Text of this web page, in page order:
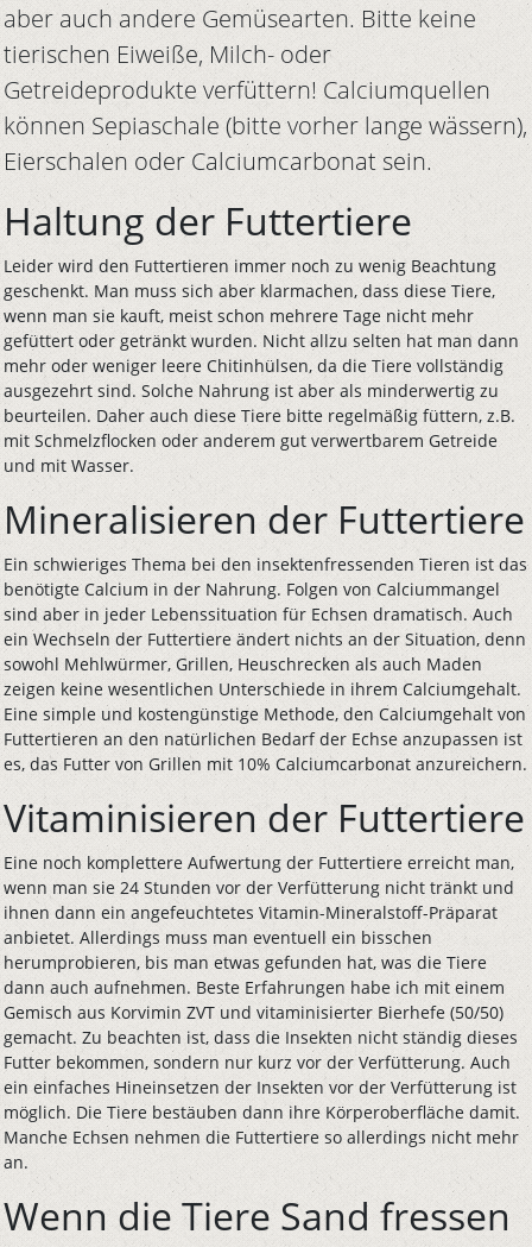
aber auch andere Gemüsearten. Bitte keine
tierischen Eiweiße, Milch- oder
Getreideprodukte verfüttern! Calciumquellen
können Sepiaschale (bitte vorher lange wässern),
Eierschalen oder Calciumcarbonat sein.
Haltung der Futtertiere
Leider wird den Futtertieren immer noch zu wenig Beachtung
geschenkt. Man muss sich aber klarmachen, dass diese Tiere,
wenn man sie kauft, meist schon mehrere Tage nicht mehr
gefüttert oder getränkt wurden. Nicht allzu selten hat man dann
mehr oder weniger leere Chitinhülsen, da die Tiere vollständig
ausgezehrt sind. Solche Nahrung ist aber als minderwertig zu
beurteilen. Daher auch diese Tiere bitte regelmäßig füttern, z.B.
mit Schmelzflocken oder anderem gut verwertbarem Getreide
und mit Wasser.
Mineralisieren der Futtertiere
Ein schwieriges Thema bei den insektenfressenden Tieren ist das
benötigte Calcium in der Nahrung. Folgen von Calciummangel
sind aber in jeder Lebenssituation für Echsen dramatisch. Auch
ein Wechseln der Futtertiere ändert nichts an der Situation, denn
sowohl Mehlwürmer, Grillen, Heuschrecken als auch Maden
zeigen keine wesentlichen Unterschiede in ihrem Calciumgehalt.
Eine simple und kostengünstige Methode, den Calciumgehalt von
Futtertieren an den natürlichen Bedarf der Echse anzupassen ist
es, das Futter von Grillen mit 10% Calciumcarbonat anzureichern.
Vitaminisieren der Futtertiere
Eine noch komplettere Aufwertung der Futtertiere erreicht man,
wenn man sie 24 Stunden vor der Verfütterung nicht tränkt und
ihnen dann ein angefeuchtetes Vitamin-Mineralstoff-Präparat
anbietet. Allerdings muss man eventuell ein bisschen
herumprobieren, bis man etwas gefunden hat, was die Tiere
dann auch aufnehmen. Beste Erfahrungen habe ich mit einem
Gemisch aus Korvimin ZVT und vitaminisierter Bierhefe (50/50)
gemacht. Zu beachten ist, dass die Insekten nicht ständig dieses
Futter bekommen, sondern nur kurz vor der Verfütterung. Auch
ein einfaches Hineinsetzen der Insekten vor der Verfütterung ist
möglich. Die Tiere bestäuben dann ihre Körperoberfläche damit.
Manche Echsen nehmen die Futtertiere so allerdings nicht mehr
an.
Wenn die Tiere Sand fressen